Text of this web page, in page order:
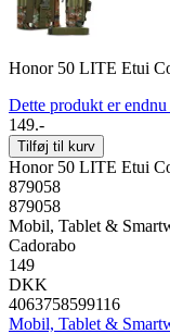
Honor 50 LITE Etui
Dette produkt er
149.-
Tilføj til kurv
Honor 50 LITE Etui
879058
879058
Mobil, Tablet &
Cadorabo
149
DKK
4063758599116
Mobil, Tablet &